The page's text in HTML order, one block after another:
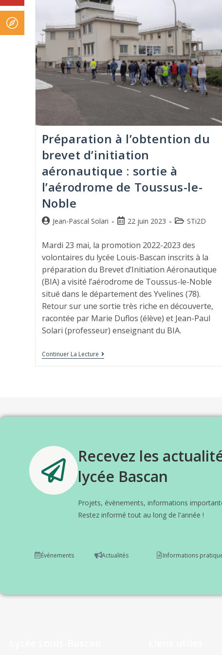
Préparation à l’obtention du
brevet d’initiation
aéronautique : sortie à
l’aérodrome de Toussus-le-
Noble
Jean-Pascal Solari 22 juin 2023 STi2D
Mardi 23 mai, la promotion 2022-2023 des
volontaires du lycée Louis-Bascan inscrits à la
préparation du Brevet d’Initiation Aéronautique
(BIA) a visité l’aérodrome de Toussus-le-Noble
situé dans le département des Yvelines (78).
Retour sur une sortie très riche en découverte,
racontée par Marie Duflos (élève) et Jean-Paul
Solari (professeur) enseignant du BIA.
Continuer La Lecture
Recevez les
lycée Bascan
Projets, évènements, informations
Restez informé tout au long de l'année !
Événements Actualités Informations